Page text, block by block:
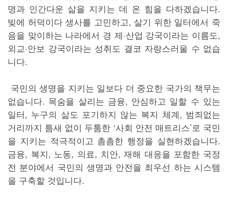
명과 인간다운 삶을 지키는 데 온 힘을 다하겠습니다.
빚에 허덕이다 생사를 고민하고, 살기 위한 일터에서 죽
음을 맞이하는 나라에서 경 제·산업 강국이라는 이름도,
외교·안보 강국이라는 성취도 결코 자랑스러울 수 없습
니다.
국민의 생명을 지키는 일보다 더 중요한 국가의 책무는
없습니다. 목숨을 살리는 금융, 안심하고 일할 수 있는
일터, 누구의 삶도 포기하지 않는 복지 체계, 범죄없는
거리까지 틈새 없이 두툼한 ‘사회 안전 매트리스’로 국민
을 지키는 적극적이고 촘촘한 행정을 실현하겠습니다.
금융, 복지, 노동, 의료, 치안, 재해 대응을 포함한 국정
전 분야에서 국민의 생명과 안전을 최우선 하는 시스템
을 구축할 것입니다.